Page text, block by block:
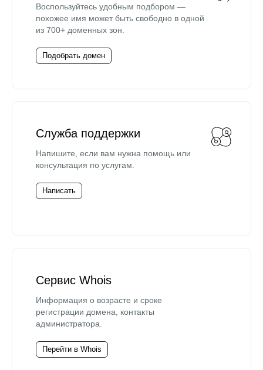
Воспользуйтесь удобным подбором —
похожее имя может быть свободно в одной
из 700+ доменных зон.
Подобрать домен
Служба поддержки
Напишите, если вам нужна помощь или
консультация по услугам.
Написать
Сервис Whois
Информация о возрасте и сроке
регистрации домена, контакты
администратора.
Перейти в Whois